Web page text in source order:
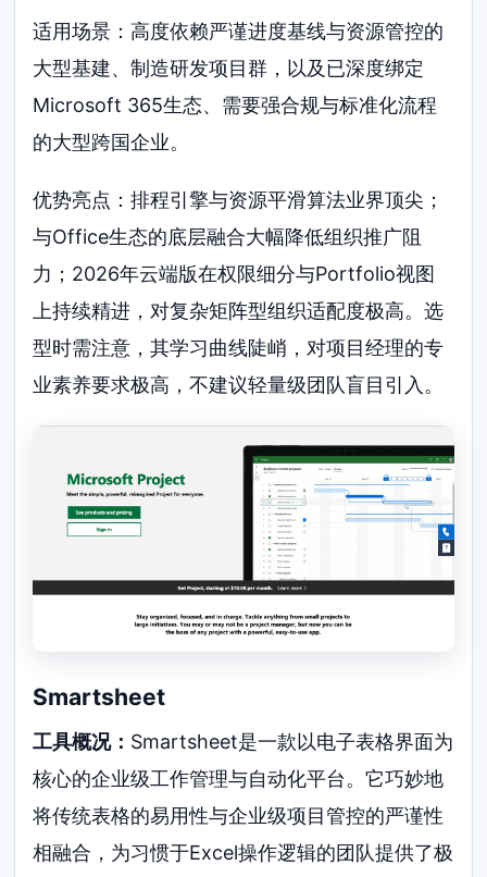
适用场景：高度依赖严谨进度基线与资源管控的
大型基建、制造研发项目群，以及已深度绑定
Microsoft 365生态、需要强合规与标准化流程
的大型跨国企业。
优势亮点：排程引擎与资源平滑算法业界顶尖；
与Office生态的底层融合大幅降低组织推广阻
力；2026年云端版在权限细分与Portfolio视图
上持续精进，对复杂矩阵型组织适配度极高。选
型时需注意，其学习曲线陡峭，对项目经理的专
业素养要求极高，不建议轻量级团队盲目引入。
Smartsheet
工具概况： Smartsheet是一款以电子表格界面为
核心的企业级工作管理与自动化平台。它巧妙地
将传统表格的易用性与企业级项目管控的严谨性
相融合，为习惯于Excel操作逻辑的团队提供了极